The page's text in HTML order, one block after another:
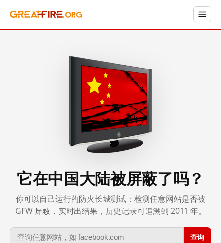
它在中国大陆被屏蔽了吗？
你可以自己运行的防火长城测试：检测任意网站是否被
GFW 屏蔽，实时出结果，历史记录可追溯到 2011 年。
查询